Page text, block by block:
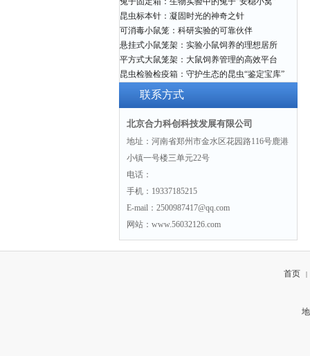
昆虫标本针：凝固时光的神奇之针
可消毒小鼠笼：科研实验的可靠伙伴
悬挂式小鼠笼架：实验小鼠饲养的理想居所
平方式大鼠笼架：大鼠饲养管理的高效平台
昆虫检验检疫箱：守护生态的昆虫“鉴定宝库”
联系方式
北京合力科创科技发展有限公司
地址：河南省郑州市金水区花园路116号鹿港
小镇一号楼三单元22号
电话：
手机：19337185215
E-mail：2500987417@qq.com
网站：www.56032126.com
首页 |